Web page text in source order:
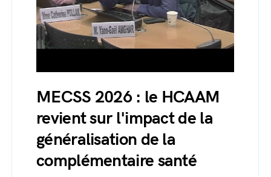
MECSS 2026 : le HCAAM
revient sur l'impact de la
généralisation de la
complémentaire santé